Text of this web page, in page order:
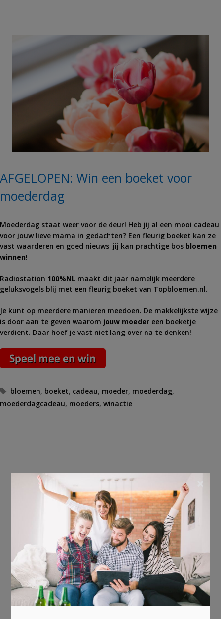
AFGELOPEN: Win een boeket voor
moederdag
Moederdag staat weer voor de deur! Heb jij al een mooi cadeau
voor jouw lieve mama in gedachten? Een fleurig boeket kan ze
vast waarderen en goed nieuws: jij kan prachtige bos bloemen
winnen!
Radiostation 100%NL maakt dit jaar namelijk meerdere
geluksvogels blij met een fleurig boeket van Topbloemen.nl.
Je kunt op meerdere manieren meedoen. De makkelijkste wijze
is door aan te geven waarom jouw moeder een boeketje
verdient. Daar hoef je vast niet lang over na te denken!
Tags
bloemen, boeket, cadeau, moeder, moederdag,
moederdagcadeau, moeders, winactie